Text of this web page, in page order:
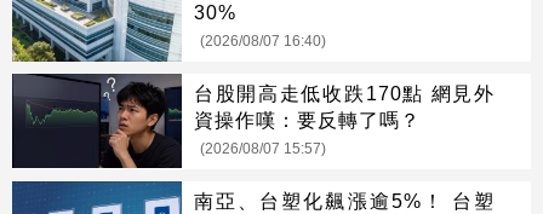
30%
(2026/08/07 16:40)
台股開高走低收跌170點 網見外
資操作嘆：要反轉了嗎？
(2026/08/07 15:57)
南亞、台塑化飆漲逾5%！ 台塑